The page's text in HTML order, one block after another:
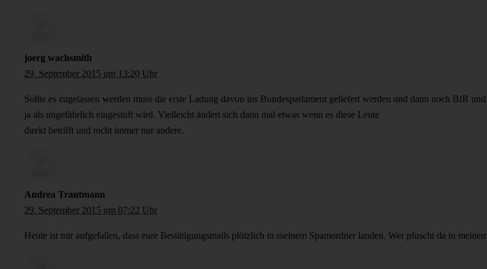
joerg wachsmith
29. September 2015 um 13:20 Uhr
Sollte es zugelassen werden muss die erste Ladung davon ins Bundesparlament geliefert werden und dann noch BfR
ja als ungefährlich eingestuft wird. Vielleicht ändert sich dann mal etwas wenn es diese Leute
direkt betrifft und nicht immer nur andere.
Andrea Trautmann
29. September 2015 um 07:22 Uhr
Heute ist mir aufgefallen, dass eure Bestätigungsmails plötzlich in meinem Spamordner landen. Wer pfuscht da in